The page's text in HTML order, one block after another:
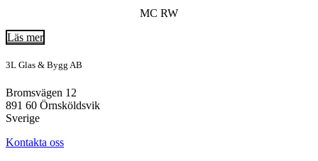
MC RW
Läs mer
3L Glas & Bygg AB
Bromsvägen 12
891 60 Örnsköldsvik
Sverige
Kontakta oss